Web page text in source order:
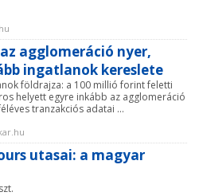
agglomeráció nyer,
ingatlanok kereslete
földrajza: a 100 millió forint feletti
helyett egyre inkább az agglomeráció
tranzakciós adatai ...
utasai: a magyar